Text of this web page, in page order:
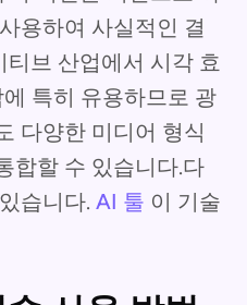
용하여 사실적인 결
브 산업에서 시각 효
특히 유용하므로 광
다양한 미디어 형식
합할 수 있습니다.다
습니다. AI 툴 이 기술